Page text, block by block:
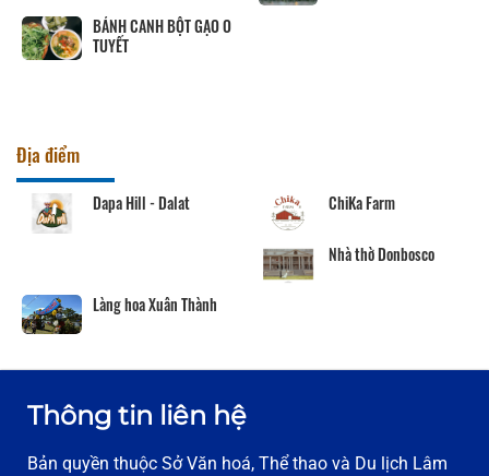
BÁNH CANH BỘT GẠO O
TUYẾT
Địa điểm
Dapa Hill - Dalat ChiKa Farm
Nhà thờ Donbosco
Làng hoa Xuân Thành
Thông tin liên hệ
Bản quyền thuộc Sở Văn hoá, Thể thao và Du lịch Lâm